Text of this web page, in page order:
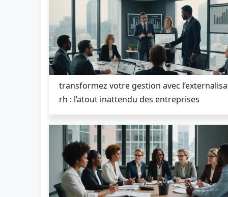
transformez votre gestion avec
rh : l’atout inattendu des entreprises